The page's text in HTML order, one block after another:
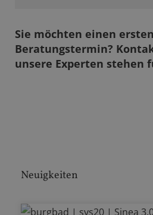
Sie möchten einen
Beratungstermin?
unsere Experten stehen
Neuigkeiten